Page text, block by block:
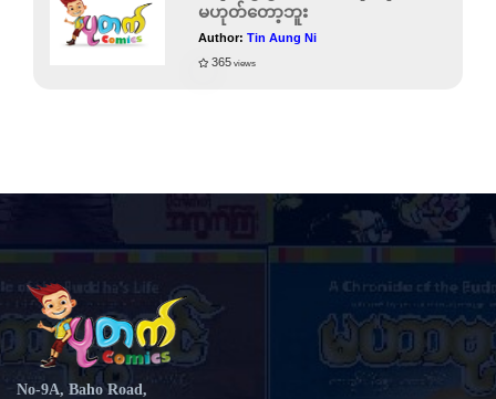
မဟုတ်တော့ဘူး
Author: Tin Aung Ni
365 views
No-9A, Baho Road,